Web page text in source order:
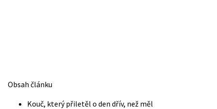
Obsah článku
Kouč, který přiletěl o den dřív, než měl